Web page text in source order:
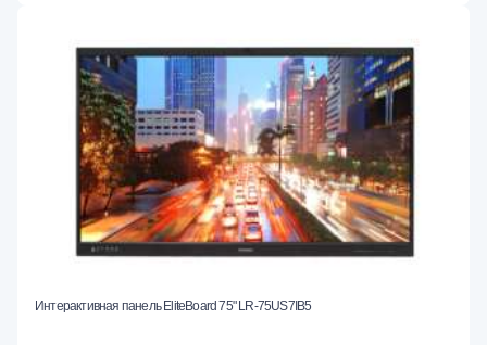
Интерактивная панель EliteBoard 75" LR-75US7IB5